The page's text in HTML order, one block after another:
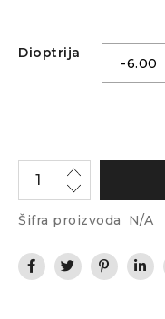
Dioptrija
Šifra proizvoda N/A